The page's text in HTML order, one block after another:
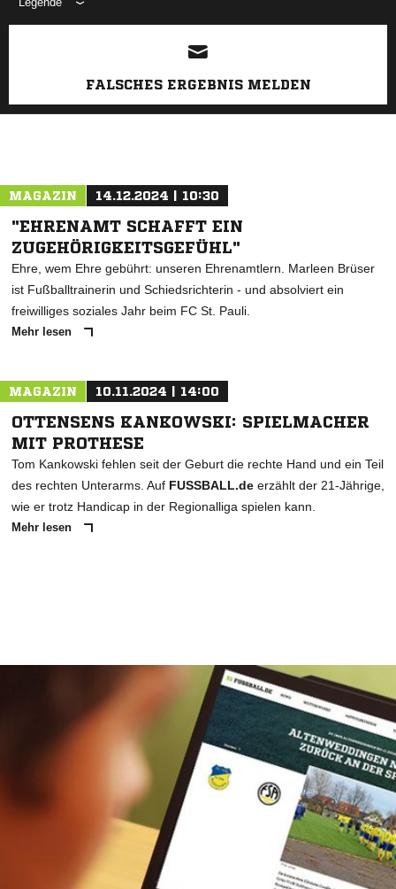
ANZEIGE
FALSCHES ERGEBNIS MELDEN
MAGAZIN 14.12.2024 | 10:30
"EHRENAMT SCHAFFT EIN
ZUGEHÖRIGKEITSGEFÜHL"
Ehre, wem Ehre gebührt: unseren Ehrenamtlern. Marleen Brüser
ist Fußballtrainerin und Schiedsrichterin - und absolviert ein
freiwilliges soziales Jahr beim FC St. Pauli.
Mehr lesen
MAGAZIN 10.11.2024 | 14:00
OTTENSENS KANKOWSKI: SPIELMACHER
MIT PROTHESE
Tom Kankowski fehlen seit der Geburt die rechte Hand und ein Teil
des rechten Unterarms. Auf FUSSBALL.de erzählt der 21-Jährige,
wie er trotz Handicap in der Regionalliga spielen kann.
Mehr lesen